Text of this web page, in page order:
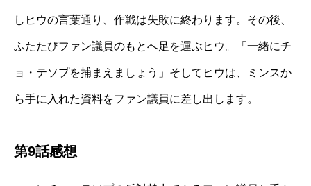
しヒウの言葉通り、作戦は失敗に終わります。その後、
ふたたびファン議員のもとへ足を運ぶヒウ。「一緒にチ
ョ・テソプを捕まえましょう」そしてヒウは、ミンスか
ら手に入れた資料をファン議員に差し出します。
第9話感想